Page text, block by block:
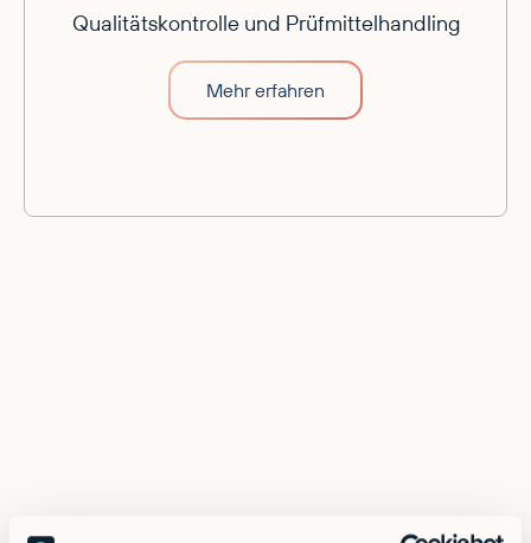
Qualitätskontrolle und Prüfmittelhandling
Mehr erfahren